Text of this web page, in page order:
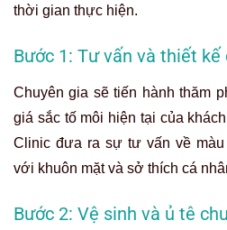
thời gian thực hiện.
Bước 1: Tư vấn và thiết kế
Chuyên gia sẽ tiến hành thăm
giá sắc tố môi hiện tại của
Clinic đưa ra sự tư vấn về
với khuôn mặt và sở thích cá
Bước 2: Vệ sinh và ủ tê